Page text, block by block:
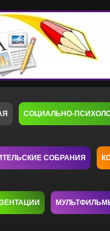
СОЦИАЛЬНО-
СОБРАНИЯ